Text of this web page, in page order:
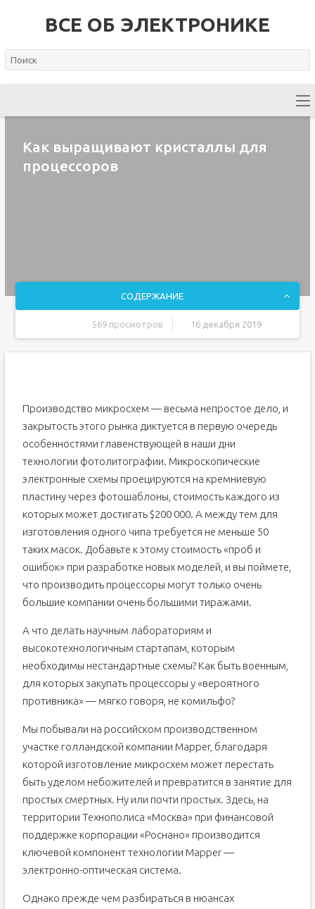
ВСЕ ОБ ЭЛЕКТРОНИКЕ
Как выращивают кристаллы для
процессоров
СОДЕРЖАНИЕ
569 просмотров 16 декабря 2019
В чистой комнате
Последние штрихи
Производство микросхем — весьма непростое дело, и
закрытость этого рынка диктуется в первую очередь
особенностями главенствующей в наши дни
технологии фотолитографии. Микроскопические
электронные схемы проецируются на кремниевую
пластину через фотошаблоны, стоимость каждого из
которых может достигать $200 000. А между тем для
изготовления одного чипа требуется не меньше 50
таких масок. Добавьте к этому стоимость «проб и
ошибок» при разработке новых моделей, и вы поймете,
что производить процессоры могут только очень
большие компании очень большими тиражами.
А что делать научным лабораториям и
высокотехнологичным стартапам, которым
необходимы нестандартные схемы? Как быть военным,
для которых закупать процессоры у «вероятного
противника» — мягко говоря, не комильфо?
Мы побывали на российском производственном
участке голландской компании Mapper, благодаря
которой изготовление микросхем может перестать
быть уделом небожителей и превратится в занятие для
простых смертных. Ну или почти простых. Здесь, на
территории Технополиса «Москва» при финансовой
поддержке корпорации «Роснано» производится
ключевой компонент технологии Mapper —
электронно-оптическая система.
Однако прежде чем разбираться в нюансах